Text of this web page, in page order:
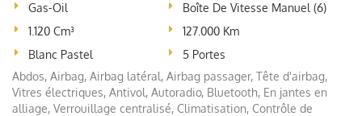
Gas-Oil
Boîte De Vitesse Manuel (6)
1.120 Cm³
127.000 Km
Blanc Pastel
5 Portes
Abdos, Airbag, Airbag latéral, Airbag passager, Tête d'airbag,
Vitres électriques, Antivol, Autoradio, Bluetooth, En jantes en
alliage, Verrouillage centralisé, Climatisation, Contrôle de